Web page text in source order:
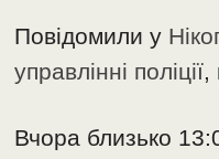
Повідомили у
управлінні поліції,
Вчора близько